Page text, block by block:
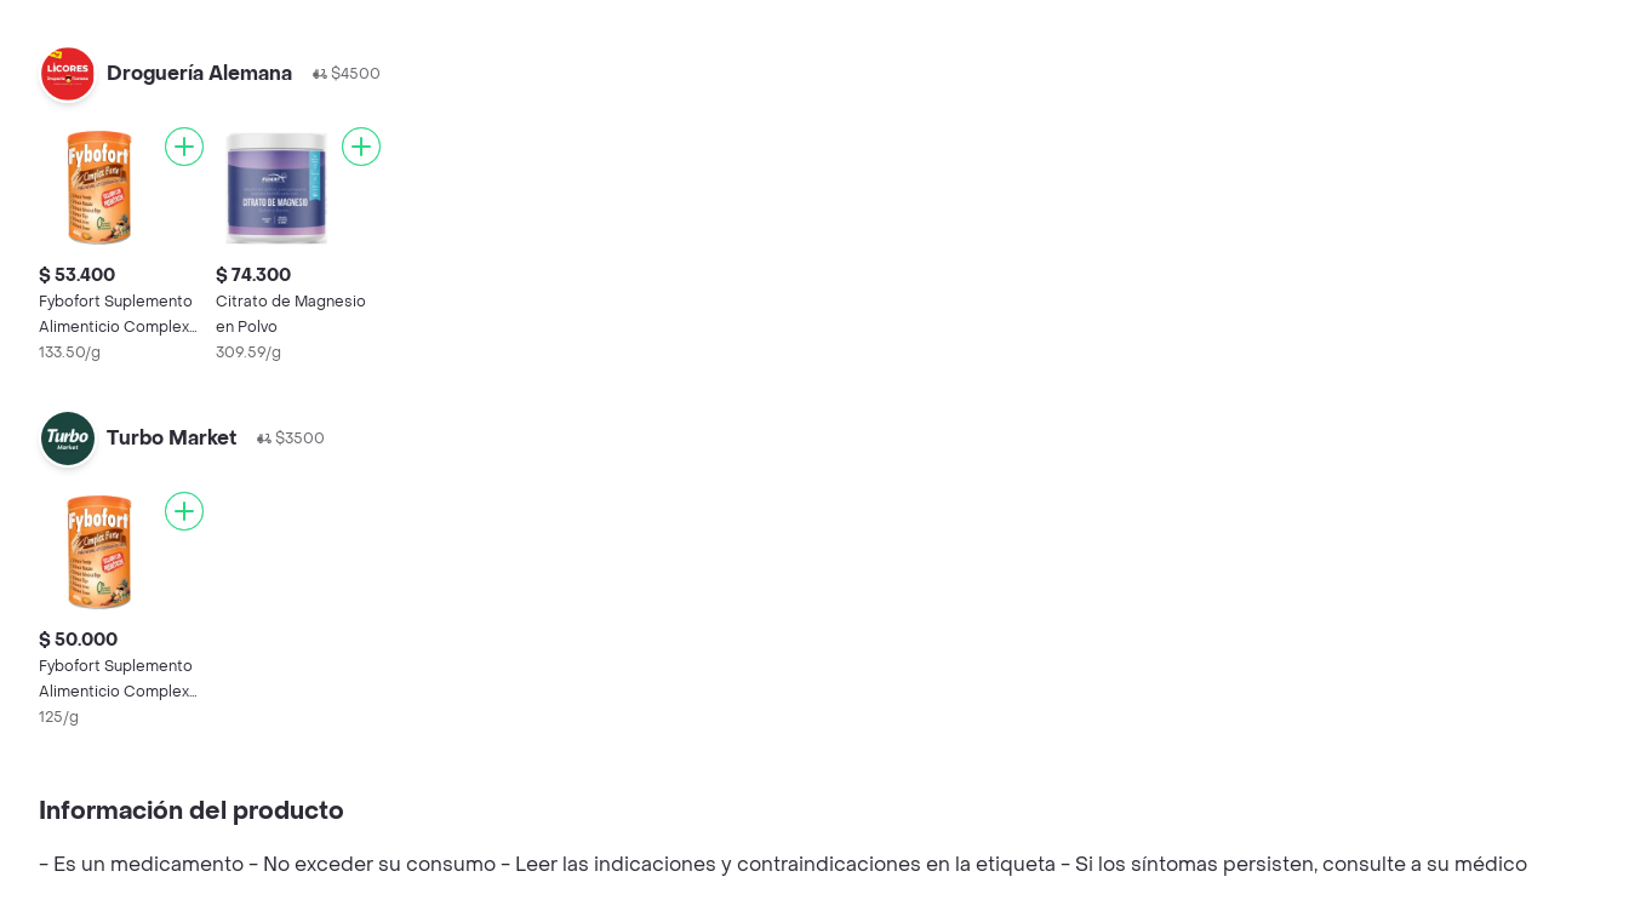
Droguería Alemana $4500
$ 53.400
Fybofort Suplemento
Alimenticio Complex
Forte Sabor a Naranja
133.50/g
$ 74.300
Citrato de Magnesio
en Polvo
309.59/g
Turbo Market $3500
$ 50.000
Fybofort Suplemento
Alimenticio Complex
Forte Sabor a Naranja
125/g
Información del producto
- Es un medicamento - No exceder su consumo - Leer las indicaciones y contraindicaciones en la etiqueta - Si los síntomas persisten, consulte a su médico